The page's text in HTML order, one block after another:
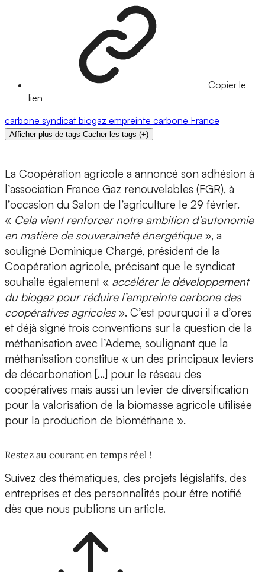
Copier le
lien
carbone syndicat biogaz empreinte carbone France
Afficher plus de tags Cacher les tags (+)
La Coopération agricole a annoncé son adhésion à
l’association France Gaz renouvelables (FGR), à
l’occasion du Salon de l’agriculture le 29 février.
« Cela vient renforcer notre ambition d’autonomie
en matière de souveraineté énergétique », a
souligné Dominique Chargé, président de la
Coopération agricole, précisant que le syndicat
souhaite également « accélérer le développement
du biogaz pour réduire l’empreinte carbone des
coopératives agricoles». C’est pourquoi il a d’ores
et déjà signé trois conventions sur la question de la
méthanisation avec l’Ademe, soulignant que la
méthanisation constitue « un des principaux leviers
de décarbonation […] pour le réseau des
coopératives mais aussi un levier de diversification
pour la valorisation de la biomasse agricole utilisée
pour la production de biométhane ».
Restez au courant en temps réel !
Suivez des thématiques, des projets législatifs, des
entreprises et des personnalités pour être notifié
dès que nous publions un article.